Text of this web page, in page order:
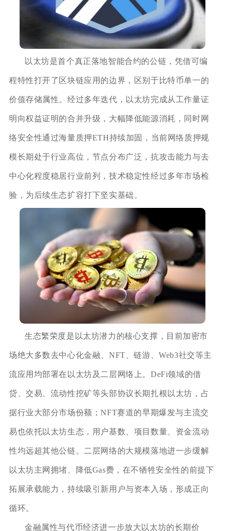
以太坊是首个真正落地智能合约的公链，凭借可编
程特性打开了区块链应用的边界，区别于比特币单一的
价值存储属性。经过多年迭代，以太坊完成从工作量证
明向权益证明的合并升级，大幅降低能源消耗，同时网
络安全性通过海量质押ETH持续加固，当前网络质押规
模长期处于行业高位，节点分布广泛，抗攻击能力与去
中心化程度稳居行业前列，技术稳定性经过多年市场检
验，为后续生态扩容打下坚实基础。
生态繁荣度是以太坊潜力的核心支撑，目前加密市
场绝大多数去中心化金融、NFT、链游、Web3社交等主
流应用均部署在以太坊及二层网络上。DeFi领域的借
贷、交易、流动性挖矿等头部协议长期扎根以太坊，占
据行业大部分市场份额；NFT赛道的早期爆发与主流交
易也依托以太坊生态，用户基数、项目数量、资金流动
性均远超其他公链。二层网络的大规模落地进一步缓解
以太坊主网拥堵、降低Gas费，在不牺牲安全性的前提下
拓展承载能力，持续吸引新用户与资本入场，形成正向
循环。
金融属性与代币经济进一步放大以太坊的长期价